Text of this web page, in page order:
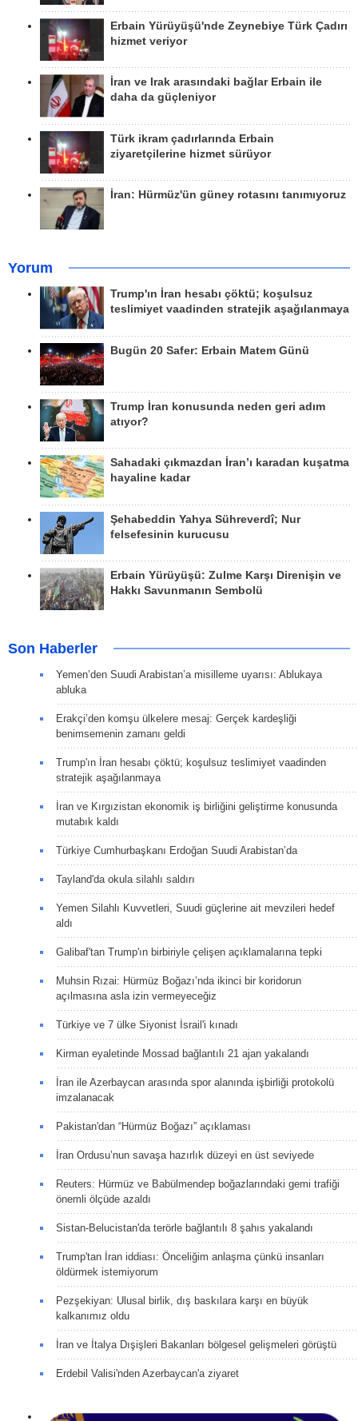
Erbain Yürüyüşü'nde Zeynebiye Türk Çadırı
hizmet veriyor
İran ve Irak arasındaki bağlar Erbain ile
daha da güçleniyor
Türk ikram çadırlarında Erbain
ziyaretçilerine hizmet sürüyor
İran: Hürmüz'ün güney rotasını tanımıyoruz
Yorum
Trump'ın İran hesabı çöktü; koşulsuz
teslimiyet vaadinden stratejik aşağılanmaya
Bugün 20 Safer: Erbain Matem Günü
Trump İran konusunda neden geri adım
atıyor?
Sahadaki çıkmazdan İran’ı karadan kuşatma
hayaline kadar
Şehabeddin Yahya Sühreverdî; Nur
felsefesinin kurucusu
Erbain Yürüyüşü: Zulme Karşı Direnişin ve
Hakkı Savunmanın Sembolü
Son Haberler
Yemen’den Suudi Arabistan’a misilleme uyarısı: Ablukaya
abluka
Erakçi’den komşu ülkelere mesaj: Gerçek kardeşliği
benimsemenin zamanı geldi
Trump'ın İran hesabı çöktü; koşulsuz teslimiyet vaadinden
stratejik aşağılanmaya
İran ve Kırgızistan ekonomik iş birliğini geliştirme konusunda
mutabık kaldı
Türkiye Cumhurbaşkanı Erdoğan Suudi Arabistan’da
Tayland'da okula silahlı saldırı
Yemen Silahlı Kuvvetleri, Suudi güçlerine ait mevzileri hedef
aldı
Galibaf'tan Trump'ın birbiriyle çelişen açıklamalarına tepki
Muhsin Rızai: Hürmüz Boğazı’nda ikinci bir koridorun
açılmasına asla izin vermeyeceğiz
Türkiye ve 7 ülke Siyonist İsrail'i kınadı
Kirman eyaletinde Mossad bağlantılı 21 ajan yakalandı
İran ile Azerbaycan arasında spor alanında işbirliği protokolü
imzalanacak
Pakistan'dan “Hürmüz Boğazı” açıklaması
İran Ordusu’nun savaşa hazırlık düzeyi en üst seviyede
Reuters: Hürmüz ve Babülmendep boğazlarındaki gemi trafiği
önemli ölçüde azaldı
Sistan-Belucistan'da terörle bağlantılı 8 şahıs yakalandı
Trump'tan İran iddiası: Önceliğim anlaşma çünkü insanları
öldürmek istemiyorum
Pezşekiyan: Ulusal birlik, dış baskılara karşı en büyük
kalkanımız oldu
İran ve İtalya Dışişleri Bakanları bölgesel gelişmeleri görüştü
Erdebil Valisi'nden Azerbaycan'a ziyaret